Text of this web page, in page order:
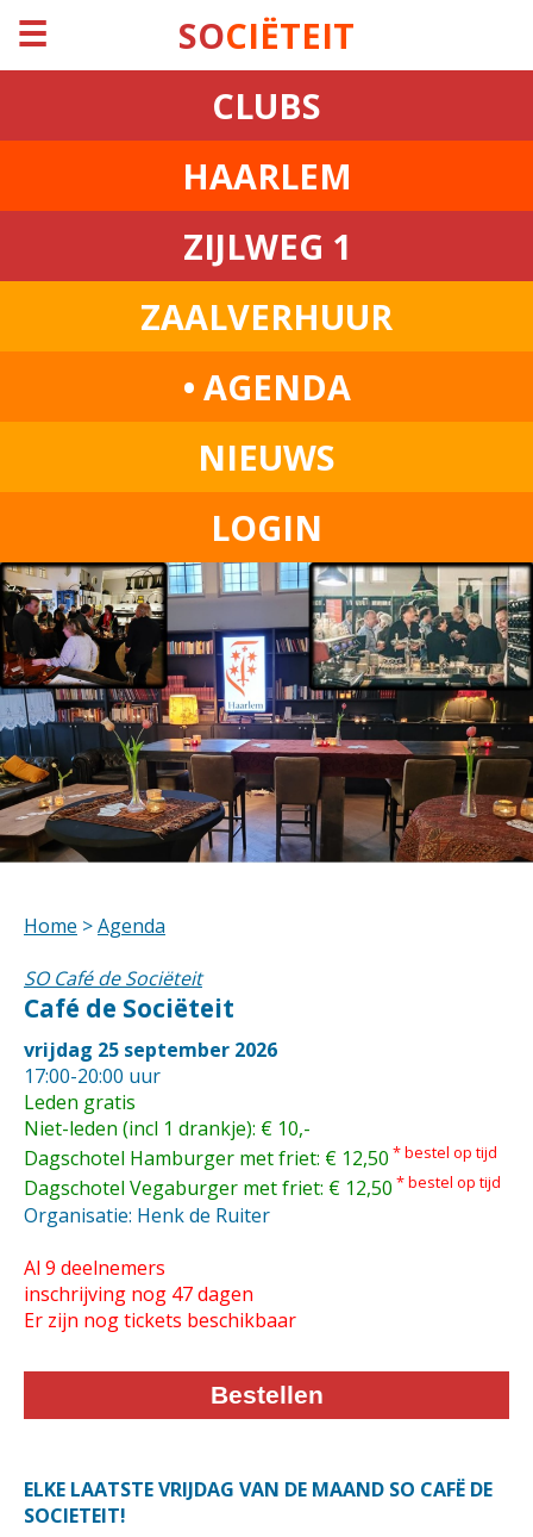
☰ SOCIËTEIT
CLUBS
HAARLEM
ZIJLWEG 1
ZAALVERHUUR
• AGENDA
NIEUWS
LOGIN
Home >Agenda
SO Café de Sociëteit
Café de Sociëteit
vrijdag 25 september 2026
17:00-20:00 uur
Leden gratis
Niet-leden (incl 1 drankje): € 10,-
Dagschotel Hamburger met friet: € 12,50 * bestel op tijd
Dagschotel Vegaburger met friet: € 12,50 * bestel op tijd
Organisatie: Henk de Ruiter
Al 9 deelnemers
inschrijving nog 47 dagen
Er zijn nog tickets beschikbaar
Bestellen
ELKE LAATSTE VRIJDAG VAN DE MAAND SO CAFË DE
SOCIETEIT!